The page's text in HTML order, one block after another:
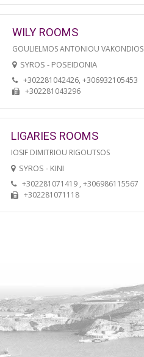
WILY ROOMS
GOULIELMOS ANTONIOU VAKONDIOS
SYROS - POSEIDONIA
+302281042426, +306932105453
+302281043296
LIGARIES ROOMS
IOSIF DIMITRIOU RIGOUTSOS
SYROS - KINI
+302281071419 , +306986115567
+302281071118